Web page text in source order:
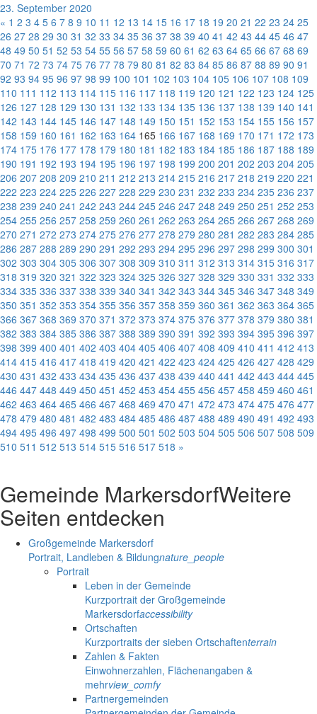
23. September 2020
« 1 2 3 4 5 6 7 8 9 10 11 12 13 14 15 16 17 18 19 20 21 22 23 24 25
26 27 28 29 30 31 32 33 34 35 36 37 38 39 40 41 42 43 44 45 46 47
48 49 50 51 52 53 54 55 56 57 58 59 60 61 62 63 64 65 66 67 68 69
70 71 72 73 74 75 76 77 78 79 80 81 82 83 84 85 86 87 88 89 90 91
92 93 94 95 96 97 98 99 100 101 102 103 104 105 106 107 108 109
110 111 112 113 114 115 116 117 118 119 120 121 122 123 124 125
126 127 128 129 130 131 132 133 134 135 136 137 138 139 140 141
142 143 144 145 146 147 148 149 150 151 152 153 154 155 156 157
158 159 160 161 162 163 164 165 166 167 168 169 170 171 172 173
174 175 176 177 178 179 180 181 182 183 184 185 186 187 188 189
190 191 192 193 194 195 196 197 198 199 200 201 202 203 204 205
206 207 208 209 210 211 212 213 214 215 216 217 218 219 220 221
222 223 224 225 226 227 228 229 230 231 232 233 234 235 236 237
238 239 240 241 242 243 244 245 246 247 248 249 250 251 252 253
254 255 256 257 258 259 260 261 262 263 264 265 266 267 268 269
270 271 272 273 274 275 276 277 278 279 280 281 282 283 284 285
286 287 288 289 290 291 292 293 294 295 296 297 298 299 300 301
302 303 304 305 306 307 308 309 310 311 312 313 314 315 316 317
318 319 320 321 322 323 324 325 326 327 328 329 330 331 332 333
334 335 336 337 338 339 340 341 342 343 344 345 346 347 348 349
350 351 352 353 354 355 356 357 358 359 360 361 362 363 364 365
366 367 368 369 370 371 372 373 374 375 376 377 378 379 380 381
382 383 384 385 386 387 388 389 390 391 392 393 394 395 396 397
398 399 400 401 402 403 404 405 406 407 408 409 410 411 412 413
414 415 416 417 418 419 420 421 422 423 424 425 426 427 428 429
430 431 432 433 434 435 436 437 438 439 440 441 442 443 444 445
446 447 448 449 450 451 452 453 454 455 456 457 458 459 460 461
462 463 464 465 466 467 468 469 470 471 472 473 474 475 476 477
478 479 480 481 482 483 484 485 486 487 488 489 490 491 492 493
494 495 496 497 498 499 500 501 502 503 504 505 506 507 508 509
510 511 512 513 514 515 516 517 518 »
Gemeinde MarkersdorfWeitere
Seiten entdecken
Großgemeinde Markersdorf
Portrait, Landleben & Bildungnature_people
Portrait
Leben in der Gemeinde
Kurzportrait der Großgemeinde
Markersdorfaccessibility
Ortschaften
Kurzportraits der sieben Ortschaftenterrain
Zahlen & Fakten
Einwohnerzahlen, Flächenangaben &
mehrview_comfy
Partnergemeinden